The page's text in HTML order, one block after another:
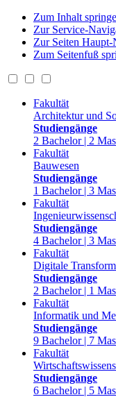
Zum Inhalt
Zur Service-
Zur Seiten
Zum Seitenfuß
Fakultät
Architektur und
Studiengänge
2 Bachelor | 2
Fakultät
Bauwesen
Studiengänge
1 Bachelor | 3
Fakultät
Studiengänge
4 Bachelor | 3
Fakultät
Digitale
Studiengänge
2 Bachelor | 1
Fakultät
Informatik und
Studiengänge
9 Bachelor | 7
Fakultät
Studiengänge
6 Bachelor | 5